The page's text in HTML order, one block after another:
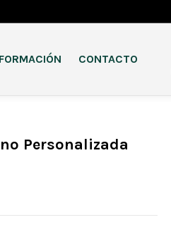
CONTACTO
Personalizada